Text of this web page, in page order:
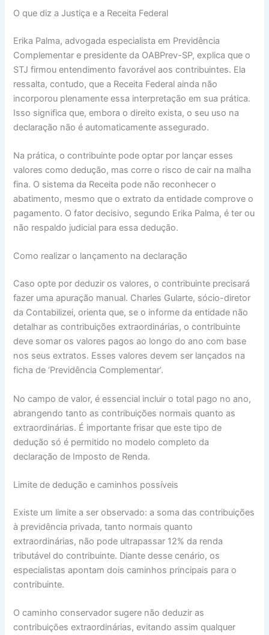
O que diz a Justiça e a Receita Federal
Erika Palma, advogada especialista em Previdência
Complementar e presidente da OABPrev-SP, explica que o
STJ firmou entendimento favorável aos contribuintes. Ela
ressalta, contudo, que a Receita Federal ainda não
incorporou plenamente essa interpretação em sua prática.
Isso significa que, embora o direito exista, o seu uso na
declaração não é automaticamente assegurado.
Na prática, o contribuinte pode optar por lançar esses
valores como dedução, mas corre o risco de cair na malha
fina. O sistema da Receita pode não reconhecer o
abatimento, mesmo que o extrato da entidade comprove o
pagamento. O fator decisivo, segundo Erika Palma, é ter ou
não respaldo judicial para essa dedução.
Como realizar o lançamento na declaração
Caso opte por deduzir os valores, o contribuinte precisará
fazer uma apuração manual. Charles Gularte, sócio-diretor
da Contabilizei, orienta que, se o informe da entidade não
detalhar as contribuições extraordinárias, o contribuinte
deve somar os valores pagos ao longo do ano com base
nos seus extratos. Esses valores devem ser lançados na
ficha de ‘Previdência Complementar’.
No campo de valor, é essencial incluir o total pago no ano,
abrangendo tanto as contribuições normais quanto as
extraordinárias. É importante frisar que este tipo de
dedução só é permitido no modelo completo da
declaração de Imposto de Renda.
Limite de dedução e caminhos possíveis
Existe um limite a ser observado: a soma das contribuições
à previdência privada, tanto normais quanto
extraordinárias, não pode ultrapassar 12% da renda
tributável do contribuinte. Diante desse cenário, os
especialistas apontam dois caminhos principais para o
contribuinte.
O caminho conservador sugere não deduzir as
contribuições extraordinárias, evitando assim qualquer